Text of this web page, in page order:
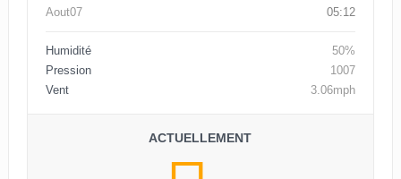
Aout07 05:12
Humidité
50%
Pression
1007
Vent
3.06mph
ACTUELLEMENT